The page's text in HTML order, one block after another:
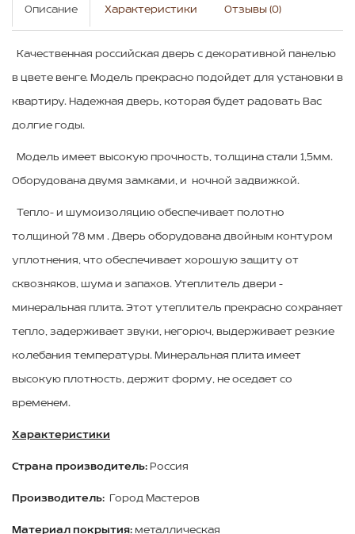
Описание Характеристики Отзывы (0)
Качественная российская дверь c декоративной панелью
в цвете венге. Модель прекрасно подойдет для установки в
квартиру. Надежная дверь, которая будет радовать Вас
долгие годы.
Модель имеет высокую прочность, толщина стали 1,5мм.
Оборудована двумя замками, и ночной задвижкой.
Тепло- и шумоизоляцию обеспечивает полотно
толщиной 78 мм . Дверь оборудована двойным контуром
уплотнения, что обеспечивает хорошую защиту от
сквозняков, шума и запахов. Утеплитель двери -
минеральная плита. Этот утеплитель прекрасно сохраняет
тепло, задерживает звуки, негорюч, выдерживает резкие
колебания температуры. Минеральная плита имеет
высокую плотность, держит форму, не оседает со
временем.
Характеристики
Страна производитель: Россия
Производитель: Город Мастеров
Материал покрытия: металлическая